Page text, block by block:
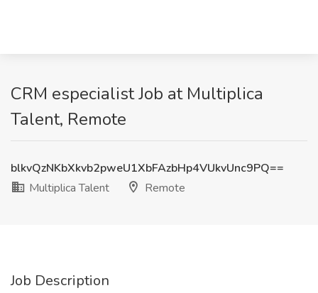
CRM especialist Job at Multiplica
Talent, Remote
blkvQzNKbXkvb2pweU1XbFAzbHp4VUkvUnc9PQ==
Multiplica Talent
Remote
Job Description